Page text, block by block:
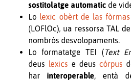
sostitolatge automatic de
Lo lexic obèrt de las
(LOFlOc), ua ressorsa TAL
nombrós desvolopaments.
Lo formatatge TEI (Text
deus lexics e deus córpus
har interoperable, entà